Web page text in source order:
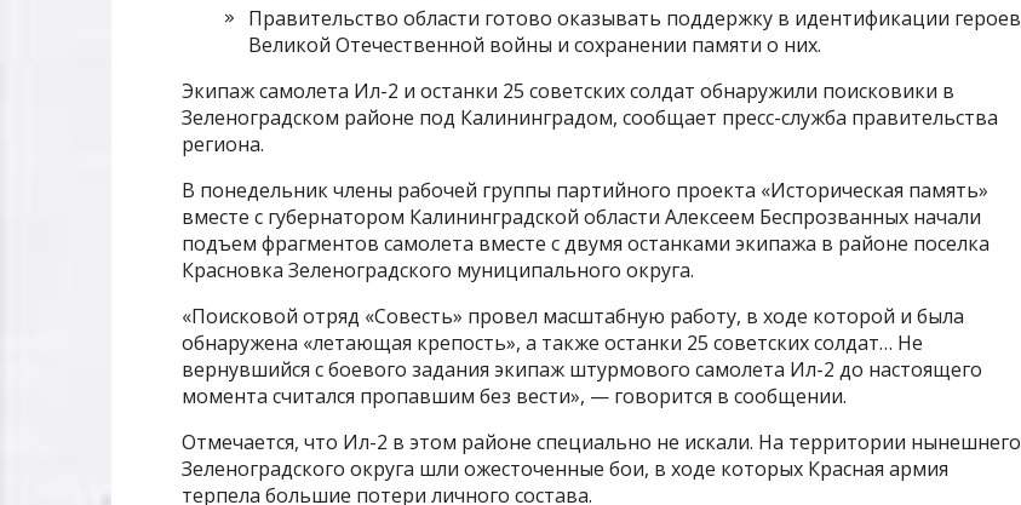
Правительство области готово оказывать поддержку в идентификации героев
Великой Отечественной войны и сохранении памяти о них.
Экипаж самолета Ил-2 и останки 25 советских солдат обнаружили поисковики в
Зеленоградском районе под Калининградом, сообщает пресс-служба правительства
региона.
В понедельник члены рабочей группы партийного проекта «Историческая память»
вместе с губернатором Калининградской области Алексеем Беспрозванных начали
подъем фрагментов самолета вместе с двумя останками экипажа в районе поселка
Красновка Зеленоградского муниципального округа.
«Поисковой отряд «Совесть» провел масштабную работу, в ходе которой и была
обнаружена «летающая крепость», а также останки 25 советских солдат… Не
вернувшийся с боевого задания экипаж штурмового самолета Ил-2 до настоящего
момента считался пропавшим без вести», — говорится в сообщении.
Отмечается, что Ил-2 в этом районе специально не искали. На территории нынешнего
Зеленоградского округа шли ожесточенные бои, в ходе которых Красная армия
терпела большие потери личного состава.